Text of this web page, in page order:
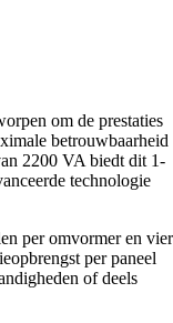
om de prestaties
betrouwbaarheid
2200 VA biedt dit 1-
technologie
per omvormer en vier
per paneel
of deels